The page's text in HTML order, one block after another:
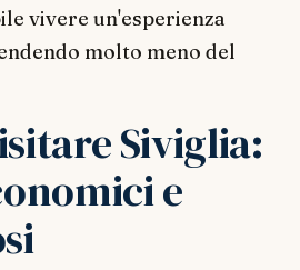
vivere un'esperienza
molto meno del
Siviglia:
e